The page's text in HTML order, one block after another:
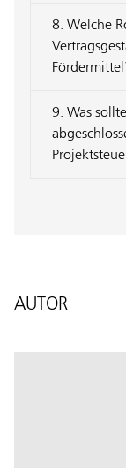
8. Welche
9. Was
AUTOR